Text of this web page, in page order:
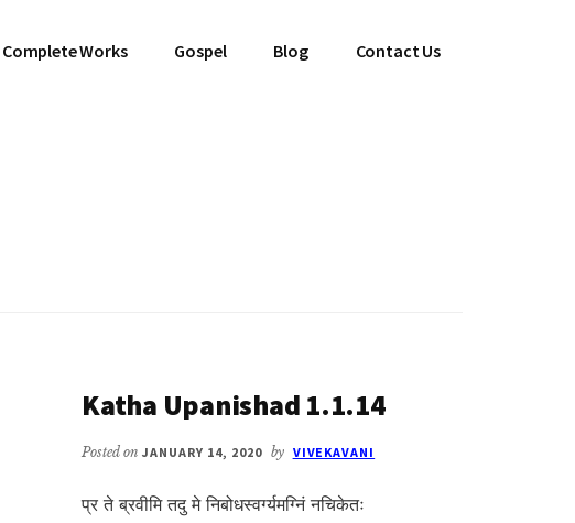
Complete Works Gospel Blog Contact Us
Katha Upanishad 1.1.14
Posted onJANUARY 14, 2020 by VIVEKAVANI
प्र ते ब्रवीमि तदु मे निबोधस्वर्ग्यमग्निं नचिकेतः